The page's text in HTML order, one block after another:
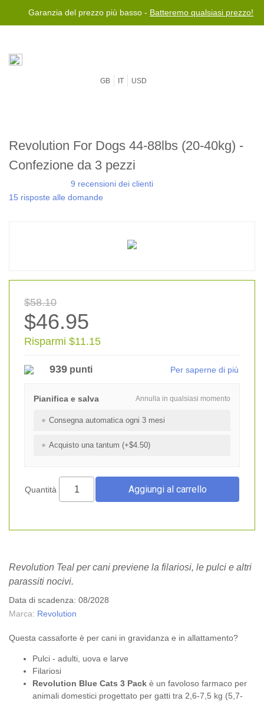
Garanzia del prezzo più basso - Batteremo qualsiasi prezzo!
GB IT USD
Revolution For Dogs 44-88lbs (20-40kg) -
Confezione da 3 pezzi
9 recensioni dei clienti
15 risposte alle domande
$58.10
$46.95
Risparmi $11.15
939 punti Per saperne di più
Annulla in qualsiasi momento
Pianifica e salva
Consegna automatica ogni 3 mesi
Acquisto una tantum (+$4.50)
Quantità
Revolution Teal per cani previene la filariosi, le pulci e altri
parassiti nocivi.
Data di scadenza: 08/2028
Marca: Revolution
Questa cassaforte è per cani in gravidanza e in allattamento?
Pulci - adulti, uova e larve
Filariosi
Revolution Blue Cats 3 Pack è un favoloso farmaco per
animali domestici progettato per gatti tra 2,6-7,5 kg (5,7-